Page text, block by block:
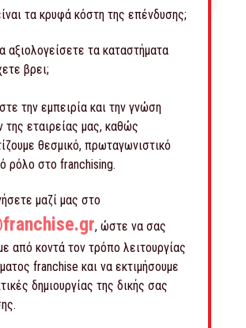
τα κρυφά κόστη της επένδυσης;
αξιολογείσετε τα καταστήματα
βρει;
την εμπειρία και την γνώση
της εταιρείας μας, καθώς
θεσμικό, πρωταγωνιστικό
ρόλο στο franchising.
μαζί μας στο
, ώστε να σας
από κοντά τον τρόπο λειτουργίας
franchise και να εκτιμήσουμε
δημιουργίας της δικής σας